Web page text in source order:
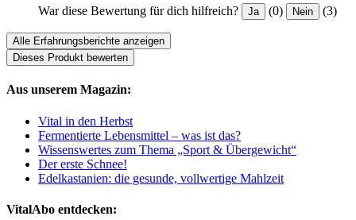
War diese Bewertung für dich hilfreich? Ja (0) Nein (3)
Alle Erfahrungsberichte anzeigen
Dieses Produkt bewerten
Aus unserem Magazin:
Vital in den Herbst
Fermentierte Lebensmittel – was ist das?
Wissenswertes zum Thema „Sport & Übergewicht“
Der erste Schnee!
Edelkastanien: die gesunde, vollwertige Mahlzeit
VitalAbo entdecken: